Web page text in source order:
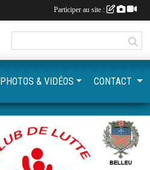
PHOTOS & VIDÉOS CONTACT
Participer au site :